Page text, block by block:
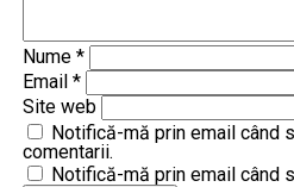
Nume *
Email *
Site web
Notifică-mă prin email când
comentarii.
Notifică-mă prin email când